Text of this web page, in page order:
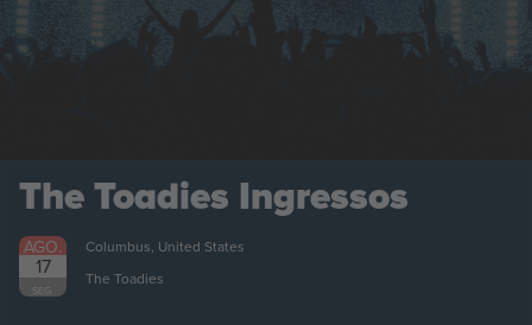
The Toadies Ingressos
AGO.
17
SEG.
Columbus, United States
The Toadies